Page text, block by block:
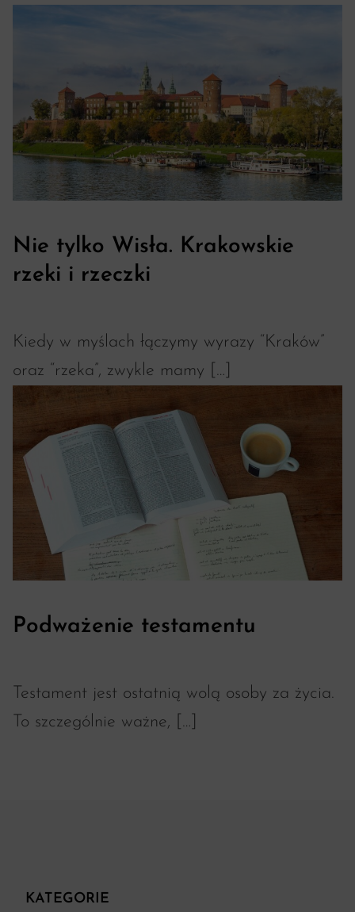
Nie tylko Wisła. Krakowskie
rzeki i rzeczki
Kiedy w myślach łączymy wyrazy “Kraków”
oraz “rzeka”, zwykle mamy […]
Podważenie testamentu
Testament jest ostatnią wolą osoby za życia.
To szczególnie ważne, […]
KATEGORIE